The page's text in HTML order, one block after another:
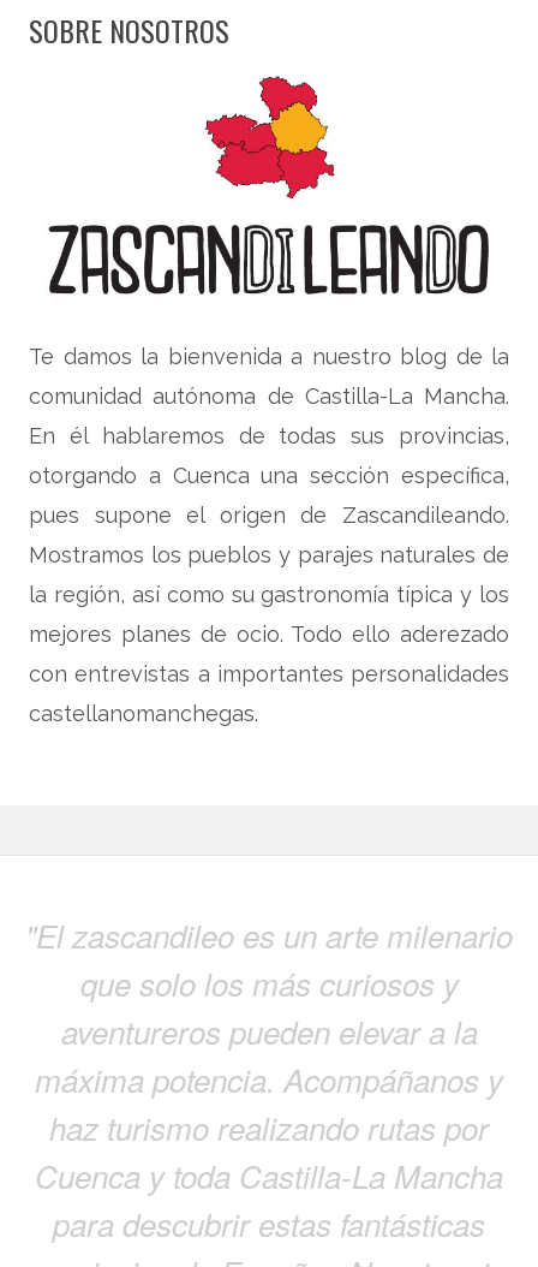
SOBRE NOSOTROS
Te damos la bienvenida a nuestro blog de la
comunidad autónoma de Castilla-La Mancha.
En él hablaremos de todas sus provincias,
otorgando a Cuenca una sección específica,
pues supone el origen de Zascandileando.
Mostramos los pueblos y parajes naturales de
la región, así como su gastronomía típica y los
mejores planes de ocio. Todo ello aderezado
con entrevistas a importantes personalidades
castellanomanchegas.
"El zascandileo es un arte milenario
que solo los más curiosos y
aventureros pueden elevar a la
máxima potencia. Acompáñanos y
haz turismo realizando rutas por
Cuenca y toda Castilla-La Mancha
para descubrir estas fantásticas